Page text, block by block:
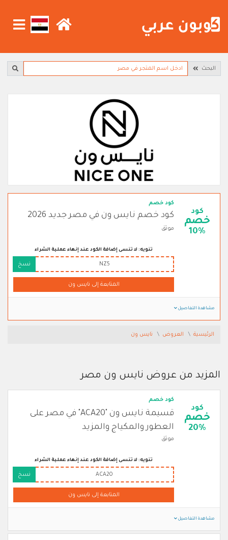
البحث
كود
خصم
10%
كود خصم
كود خصم نايس ون في مصر جديد 2026
موثق
تنويه: لا تنسى إضافة الكود عند إنهاء عملية الشراء
NZ5 نسخ
المتابعة إلى نايس ون
مشاهدة التفاصيل
الرئيسية العروض نايس ون
المزيد من عروض نايس ون مصر
كود
خصم
20%
كود خصم
قسيمة نايس ون "ACA20" في مصر على
العطور والمكياج والمزيد
موثق
تنويه: لا تنسى إضافة الكود عند إنهاء عملية الشراء
ACA20 نسخ
المتابعة إلى نايس ون
مشاهدة التفاصيل